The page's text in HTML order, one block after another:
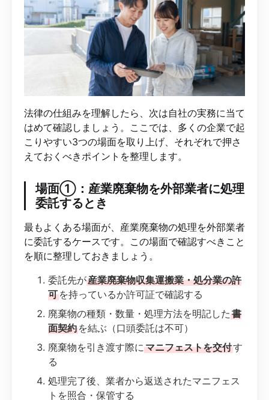
法律の仕組みを理解したら、次は自社の実務に当て
はめて確認しましょう。ここでは、多くの企業で起
こりやすい3つの場面を取り上げ、それぞれで押さ
えておくべきポイントを整理します。
場面①：産業廃棄物を外部業者に処理
委託するとき
最もよくある場面が、産業廃棄物の処理を外部業者
に委託するケースです。この場面で確認すべきこと
を順に整理しておきましょう。
委託先が産業廃棄物収集運搬業・処分業の許
可 を持っているか許可証で確認する
廃棄物の種類・数量・処理方法を明記した 書
面契約 を結ぶ（口頭委託は不可）
廃棄物を引き渡す際にマニフェストを交付す
る
処理完了後、業者から返送されたマニフェス
トを照合・保管する